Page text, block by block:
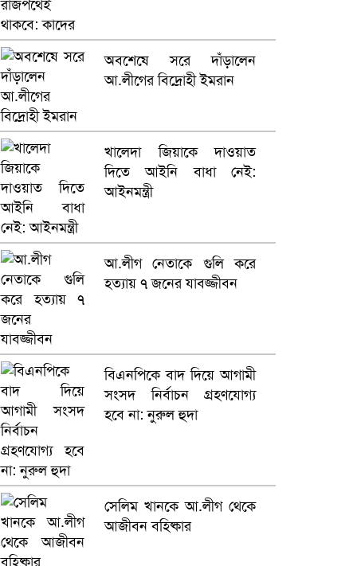
ভারতে ভয়াবহ সড়ক দুর্ঘটনা,
নিহত ১৫
অবশেষে সরে দাঁড়ালেন
আ.লীগের বিদ্রোহী ইমরান
খালেদা জিয়াকে দাওয়াত
দিতে আইনি বাধা নেই:
আইনমন্ত্রী
আ.লীগ নেতাকে গুলি করে
হত্যায় ৭ জনের যাবজ্জীবন
বিএনপিকে বাদ দিয়ে আগামী
সংসদ নির্বাচন গ্রহণযোগ্য
হবে না: নুরুল হুদা
সেলিম খানকে আ.লীগ থেকে
আজীবন বহিষ্কার